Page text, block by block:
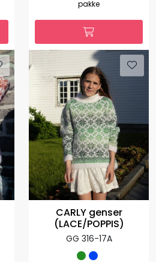
pakke
CARLY genser
(LACE/POPPIS)
GG 316-17A